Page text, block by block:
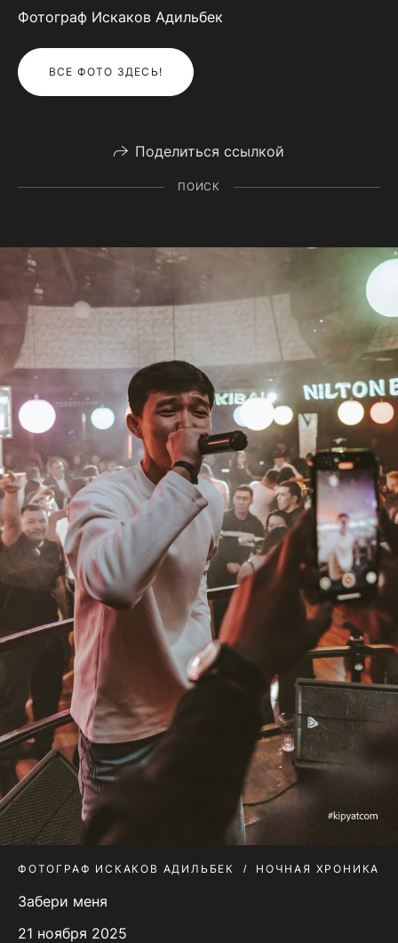
Фотограф Искаков Адильбек
ВСЕ ФОТО ЗДЕСЬ!
Поделиться ссылкой
ПОИСК
ФОТОГРАФ ИСКАКОВ АДИЛЬБЕК НОЧНАЯ ХРОНИКА
Забери меня
21 ноября 2025